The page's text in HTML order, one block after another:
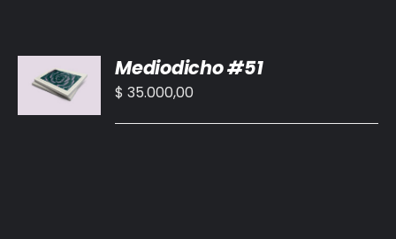
AL
CARRITO
/
Mediodicho #51
$ 35.000,00